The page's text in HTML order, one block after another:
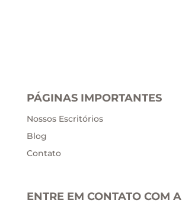
PÁGINAS IMPORTANTES
Nossos Escritórios
Blog
Contato
ENTRE EM CONTATO COM A